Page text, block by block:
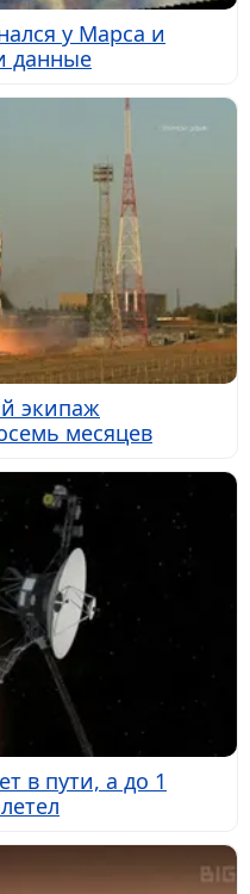
у Марса и
данные
экипаж
месяцев
в пути, а до 1